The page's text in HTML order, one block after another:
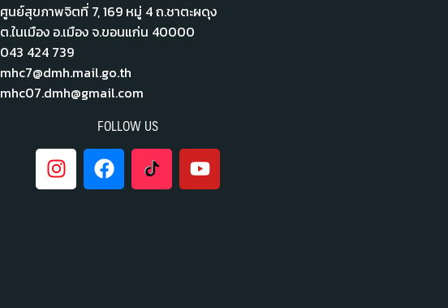
ศูนย์สุขภาพจิตที่ 7,​ 169 หมู่ 4 ถ.ชาตะผดุง
ต.ในเมือง อ.เมือง จ.ขอนแก่น 40000
043 424 739
mhc7@dmh.mail.go.th
mhc07.dmh@gmail.com
FOLLOW US